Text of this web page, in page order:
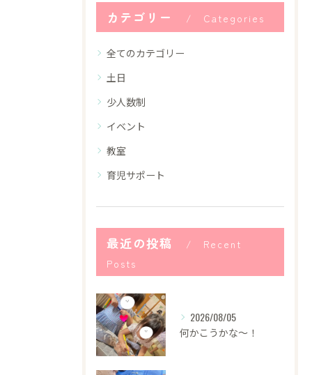
カテゴリー Categories
全てのカテゴリー
土日
少人数制
イベント
教室
育児サポート
最近の投稿
Recent
Posts
2026/08/05
何かこうかな〜！